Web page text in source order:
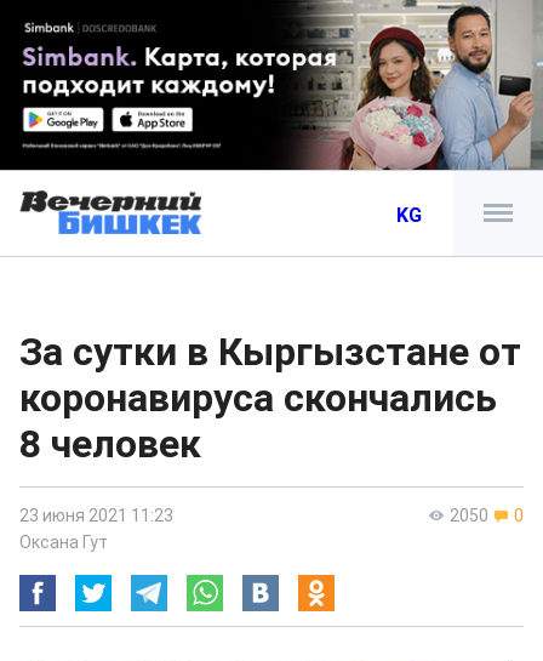
KG
За сутки в Кыргызстане от
коронавируса скончались
8 человек
2050 0
23 июня 2021 11:23
Оксана Гут